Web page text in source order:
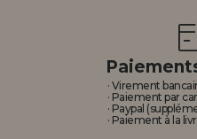
· Virement
· Paiement par
· Paypal
· Paiement à la